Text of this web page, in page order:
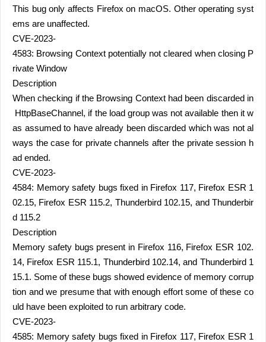
This bug only affects Firefox on macOS. Other operating syst
ems are unaffected.
CVE-2023-
4583: Browsing Context potentially not cleared when closing P
rivate Window
Description
When checking if the Browsing Context had been discarded in
HttpBaseChannel, if the load group was not available then it w
as assumed to have already been discarded which was not al
ways the case for private channels after the private session h
ad ended.
CVE-2023-
4584: Memory safety bugs fixed in Firefox 117, Firefox ESR 1
02.15, Firefox ESR 115.2, Thunderbird 102.15, and Thunderbir
d 115.2
Description
Memory safety bugs present in Firefox 116, Firefox ESR 102.
14, Firefox ESR 115.1, Thunderbird 102.14, and Thunderbird 1
15.1. Some of these bugs showed evidence of memory corrup
tion and we presume that with enough effort some of these co
uld have been exploited to run arbitrary code.
CVE-2023-
4585: Memory safety bugs fixed in Firefox 117, Firefox ESR 1